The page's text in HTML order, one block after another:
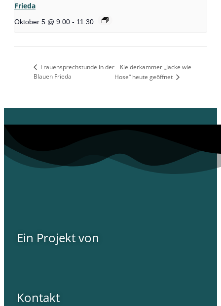
Frieda
Oktober 5 @ 9:00 - 11:30
Frauensprechstunde in der
Blauen Frieda
Kleiderkammer „Jacke wie
Hose“ heute geöffnet
Ein Projekt von
Kontakt